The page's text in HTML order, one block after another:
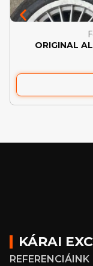
ORIGINAL
KÁRAI
REFERENCIÁINK